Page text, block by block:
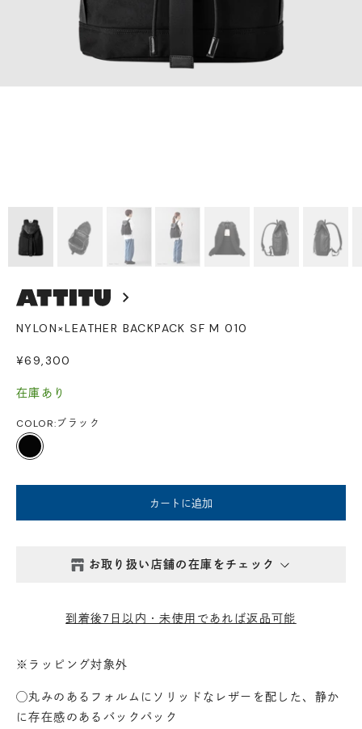
NYLON×LEATHER BACKPACK SF M 010
セール価格
¥69,300
在庫あり
COLOR:ブラック
ブラック
カートに追加
お取り扱い店舗の在庫をチェック
丸の内店 - 在庫 - △
到着後7日以内・未使用であれば返品可能
※ラッピング対象外
◯丸みのあるフォルムにソリッドなレザーを配した、静か
に存在感のあるバックパック